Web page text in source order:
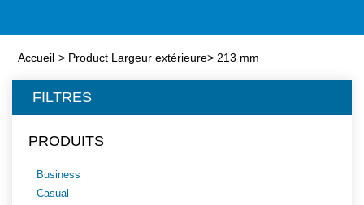
Accueil > Product Largeur extérieure> 213 mm
FILTRES
PRODUITS
Business
Casual